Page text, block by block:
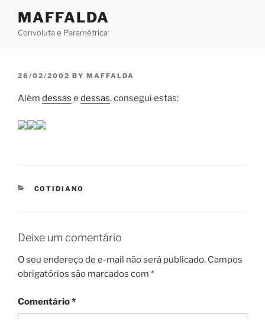
content
MAFFALDA
Convoluta e Paramétrica
POSTED
26/02/2002 BY MAFFALDA
Além dessas e dessas, consegui estas:
CATEGORIES
COTIDIANO
Deixe um comentário
O seu endereço de e-mail não será publicado. Campos
obrigatórios são marcados com *
Comentário*